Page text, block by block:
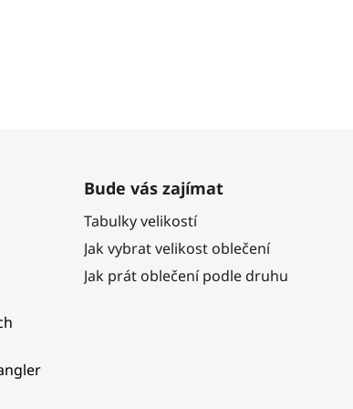
Bude vás zajímat
Tabulky velikostí
Jak vybrat velikost oblečení
Jak prát oblečení podle druhu